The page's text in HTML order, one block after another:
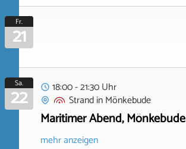
Fr.
21
Sa.
22
18:00 - 21:30 Uhr
StrandinMönkebude
Maritimer Abend, Mönkebude
mehr anzeigen